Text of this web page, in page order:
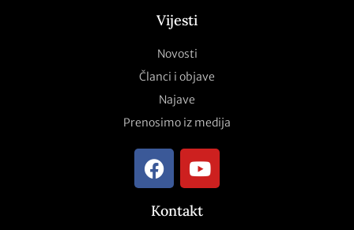
Vijesti
Novosti
Članci i objave
Najave
Prenosimo iz medija
Kontakt